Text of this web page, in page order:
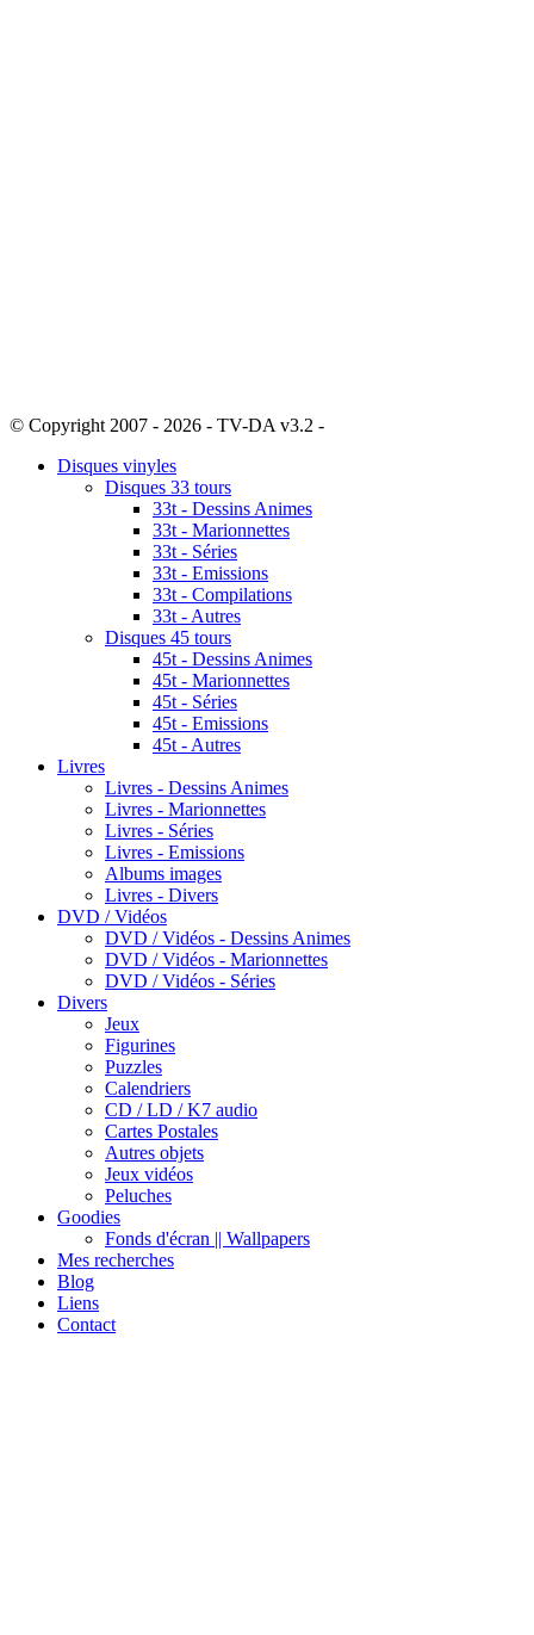
© Copyright 2007 - 2026 - TV-DA v3.2 -
Disques vinyles
Disques 33 tours
33t - Dessins Animes
33t - Marionnettes
33t - Séries
33t - Emissions
33t - Compilations
33t - Autres
Disques 45 tours
45t - Dessins Animes
45t - Marionnettes
45t - Séries
45t - Emissions
45t - Autres
Livres
Livres - Dessins Animes
Livres - Marionnettes
Livres - Séries
Livres - Emissions
Albums images
Livres - Divers
DVD / Vidéos
DVD / Vidéos - Dessins Animes
DVD / Vidéos - Marionnettes
DVD / Vidéos - Séries
Divers
Jeux
Figurines
Puzzles
Calendriers
CD / LD / K7 audio
Cartes Postales
Autres objets
Jeux vidéos
Peluches
Goodies
Fonds d'écran || Wallpapers
Mes recherches
Blog
Liens
Contact